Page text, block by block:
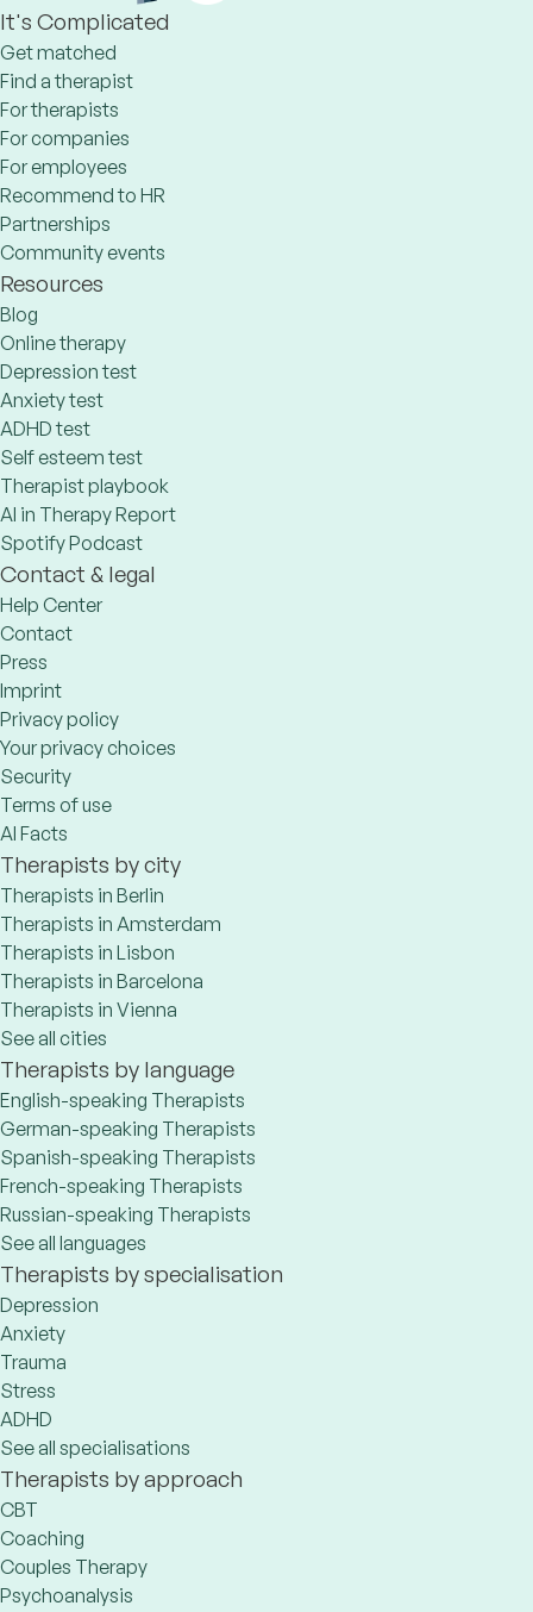
It's Complicated
Get matched
Find a therapist
For therapists
For companies
For employees
Recommend to HR
Partnerships
Community events
Resources
Blog
Online therapy
Depression test
Anxiety test
ADHD test
Self esteem test
Therapist playbook
AI in Therapy Report
Spotify Podcast
Contact & legal
Help Center
Contact
Press
Imprint
Privacy policy
Your privacy choices
Security
Terms of use
AI Facts
Therapists by city
Therapists in Berlin
Therapists in Amsterdam
Therapists in Lisbon
Therapists in Barcelona
Therapists in Vienna
See all cities
Therapists by language
English-speaking Therapists
German-speaking Therapists
Spanish-speaking Therapists
French-speaking Therapists
Russian-speaking Therapists
See all languages
Therapists by specialisation
Depression
Anxiety
Trauma
Stress
ADHD
See all specialisations
Therapists by approach
CBT
Coaching
Couples Therapy
Psychoanalysis